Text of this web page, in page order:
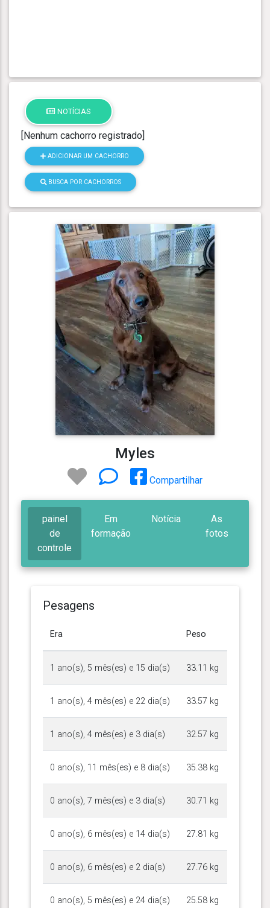
NOTÍCIAS
[Nenhum cachorro registrado]
ADICIONAR UM CACHORRO
BUSCA POR CACHORROS
Myles
Compartilhar
painel
de
controle
Em
formação
Notícia
As
fotos
Pesagens
Era Peso
1 ano(s), 5 mês(es) e 15 dia(s) 33.11 kg
1 ano(s), 4 mês(es) e 22 dia(s) 33.57 kg
1 ano(s), 4 mês(es) e 3 dia(s) 32.57 kg
0 ano(s), 11 mês(es) e 8 dia(s) 35.38 kg
0 ano(s), 7 mês(es) e 3 dia(s) 30.71 kg
0 ano(s), 6 mês(es) e 14 dia(s) 27.81 kg
0 ano(s), 6 mês(es) e 2 dia(s) 27.76 kg
0 ano(s), 5 mês(es) e 24 dia(s) 25.58 kg